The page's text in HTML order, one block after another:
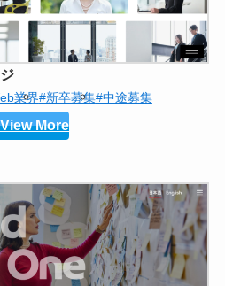
業界#新卒募集#中途募集
View More